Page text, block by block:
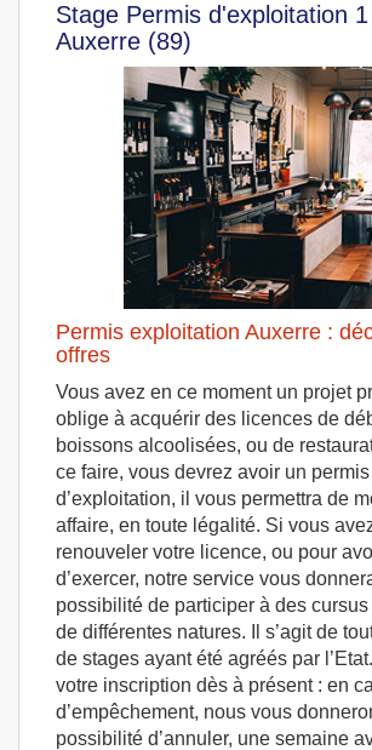
Stage Permis d'exploitation
Auxerre (89)
Permis exploitation Auxerre :
offres
Vous avez en ce moment un projet
oblige à acquérir des licences de
boissons alcoolisées, ou de
ce faire, vous devrez avoir un permis
d’exploitation, il vous permettra de
affaire, en toute légalité. Si vous
renouveler votre licence, ou pour
d’exercer, notre service vous
possibilité de participer à des
de différentes natures. Il s’agit de
de stages ayant été agréés par
votre inscription dès à présent : en
d’empêchement, nous vous
possibilité d’annuler, une semaine